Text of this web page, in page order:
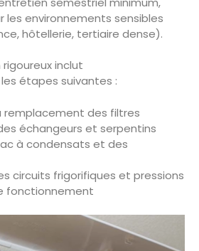
les environnements sensibles
hôtellerie, tertiaire dense).
inclut
étapes suivantes :
des filtres
échangeurs et serpentins
à condensats et des
circuits frigorifiques et pressions
fonctionnement